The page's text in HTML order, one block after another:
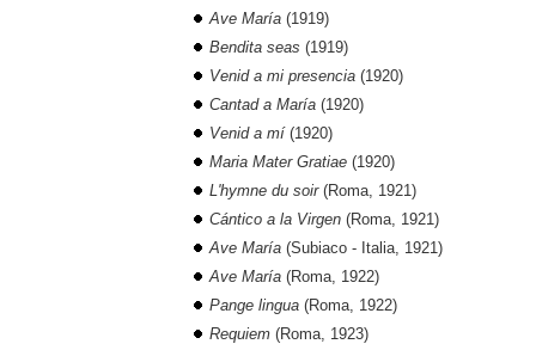
Ave María (1919)
Bendita seas (1919)
Venid a mi presencia (1920)
Cantad a María (1920)
Venid a mí(1920)
Maria Mater Gratiae (1920)
L'hymne du soir(Roma, 1921)
Cántico a la Virgen (Roma, 1921)
Ave María (Subiaco - Italia, 1921)
Ave María (Roma, 1922)
Pange lingua (Roma, 1922)
Requiem (Roma, 1923)